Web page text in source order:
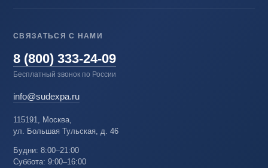
СВЯЗАТЬСЯ С НАМИ
8 (800) 333-24-09
Бесплатный звонок по России
info@sudexpa.ru
115191, Москва,
ул. Большая Тульская, д. 46
Будни: 8:00–21:00
Суббота: 9:00–16:00